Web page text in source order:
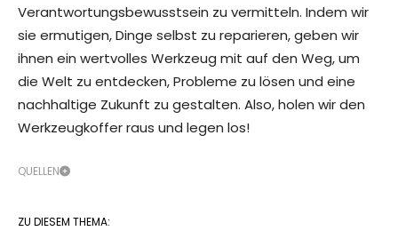
Verantwortungsbewusstsein zu vermitteln. Indem wir
sie ermutigen, Dinge selbst zu reparieren, geben wir
ihnen ein wertvolles Werkzeug mit auf den Weg, um
die Welt zu entdecken, Probleme zu lösen und eine
nachhaltige Zukunft zu gestalten. Also, holen wir den
Werkzeugkoffer raus und legen los!
QUELLEN
ZU DIESEM THEMA: